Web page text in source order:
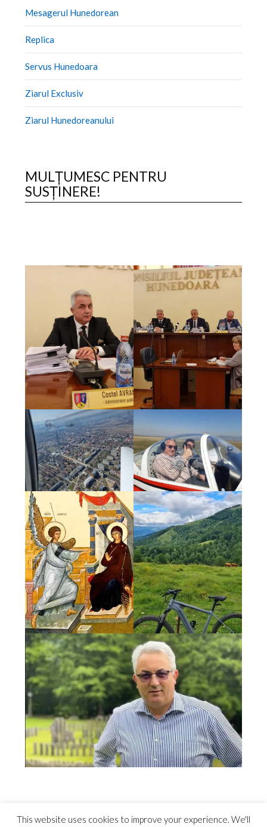
Mesagerul Hunedorean
Replica
Servus Hunedoara
Ziarul Exclusiv
Ziarul Hunedoreanului
MULȚUMESC PENTRU
SUSȚINERE!
This website uses cookies to improve your experience. We'll